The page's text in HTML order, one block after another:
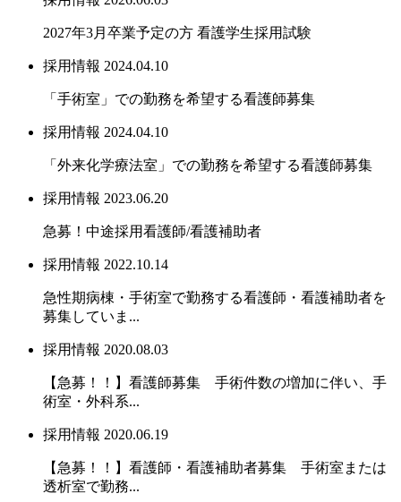
2027年3月卒業予定の方 看護学生採用試験
採用情報 2024.04.10
「手術室」での勤務を希望する看護師募集
採用情報 2024.04.10
「外来化学療法室」での勤務を希望する看護師募集
採用情報 2023.06.20
急募！中途採用看護師/看護補助者
採用情報 2022.10.14
急性期病棟・手術室で勤務する看護師・看護補助者を
募集していま...
採用情報 2020.08.03
【急募！！】看護師募集 手術件数の増加に伴い、手
術室・外科系...
採用情報 2020.06.19
【急募！！】看護師・看護補助者募集 手術室または
透析室で勤務...